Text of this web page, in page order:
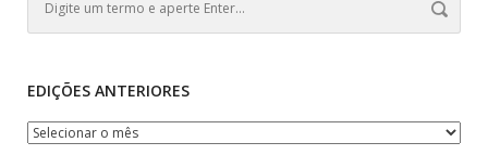
EDIÇÕES ANTERIORES